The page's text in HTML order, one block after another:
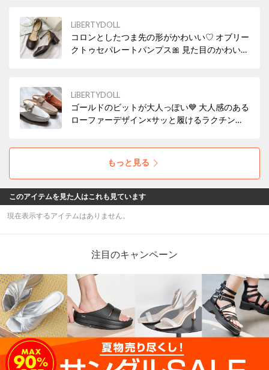
LiBERTYDOLL
コロンとしたつま先の形がかわいい♡ オブリー
クトゥセパレートパンプス🎀 見た目のかわいさ
LiBERTYDOLL
ゴールドのビットが大人っぽい💙 大人感のある
ローファーデザイン×サッと履けるラクチンさ
上品なデザインで通勤にも社内履きにもぴった
もっと見る
このアイテムを見た人はこれも見ています
現在表示するアイテムはありません。
注目のキャンペーン